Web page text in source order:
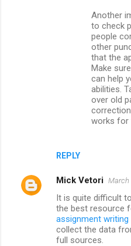
REPLY
Another
to check
people
other
that the
Make
can help
abilities.
over old
works for
Mick Vetori March
It is quite difficult
the best resource
assignment writing
collect the data
full sources.